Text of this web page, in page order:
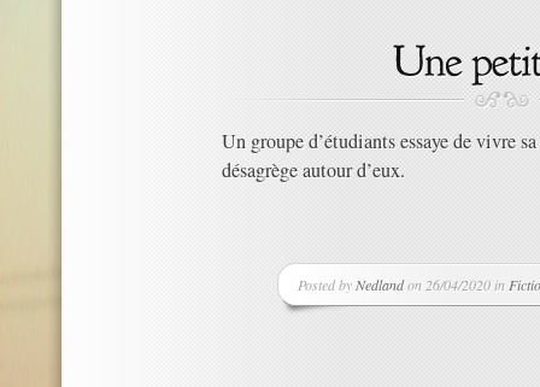
Un groupe d’étudiants essaye de vivre
désagrège autour d’eux.
Posted byNedlandon 26/04/2020 in